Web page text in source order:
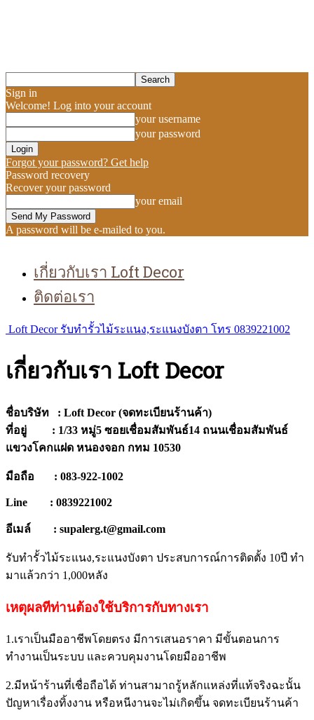
Sign in
Welcome! Log into your account
your username
your password
Forgot your password? Get help
Password recovery
Recover your password
your email
A password will be e-mailed to you.
เกี่ยวกับเรา Loft Decor
ติดต่อเรา
Loft Decor รับทำรั้วไม้ระแนง,ระแนงบังตา โทร 0839221002
เกี่ยวกับเรา Loft Decor
ชื่อบริษัท : Loft Decor (จดทะเบียนร้านค้า)
ที่อยู่ : 1/33 หมู่5 ซอยเชื่อมสัมพันธ์14 ถนนเชื่อมสัมพันธ์
แขวงโคกแฝด หนองจอก กทม 10530
มือถือ : 083-922-1002
Line : 0839221002
อีเมล์ : supalerg.t@gmail.com
รับทำรั้วไม้ระแนง,ระแนงบังตา ประสบการณ์การติดตั้ง 10ปี ทำ
มาแล้วกว่า 1,000หลัง
เหตุผลทีท่านต้องใช้บริการกับทางเรา
1.เราเป็นมืออาชีพโดยตรง มีการเสนอราคา มีขั้นตอนการ
ทำงานเป็นระบบ และควบคุมงานโดยมืออาชีพ
2.มีหน้าร้านที่เชื่อถือได้ ท่านสามาถรู้หลักแหล่งที่แท้จริงฉะนั้น
ปัญหาเรื่องทิ้งงาน หรือหนีงานจะไม่เกิดขึ้น จดทะเบียนร้านค้า